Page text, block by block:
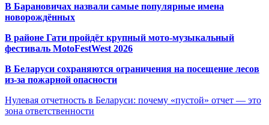
В Барановичах назвали самые популярные имена
новорождённых
В районе Гати пройдёт крупный мото-музыкальный
фестиваль MotoFestWest 2026
В Беларуси сохраняются ограничения на посещение лесов
из-за пожарной опасности
Нулевая отчетность в Беларуси: почему «пустой» отчет — это
зона ответственности